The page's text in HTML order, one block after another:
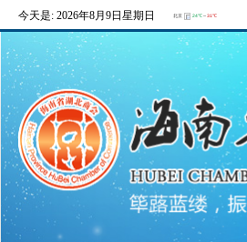
今天是: 2026年8月9日星期日